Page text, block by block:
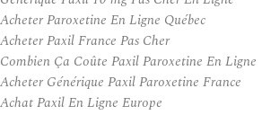
Acheter Paroxetine En Ligne Québec
Acheter Paxil France Pas Cher
Combien Ça Coûte Paxil Paroxetine En Ligne
Acheter Générique Paxil Paroxetine France
Achat Paxil En Ligne Europe